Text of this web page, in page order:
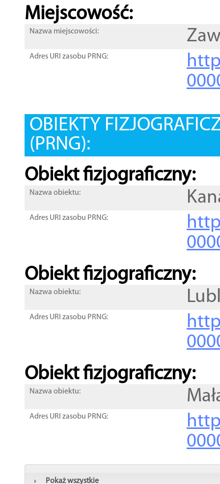
Miejscowość:
Nazwa miejscowości:
Adres URI zasobu PRNG:
OBIEKTY
(PRNG):
Obiekt fizjograficzny:
Nazwa obiektu:
Adres URI zasobu PRNG:
Obiekt fizjograficzny:
Nazwa obiektu:
Adres URI zasobu PRNG:
Obiekt fizjograficzny:
Nazwa obiektu:
Adres URI zasobu PRNG:
Pokaż wszystkie